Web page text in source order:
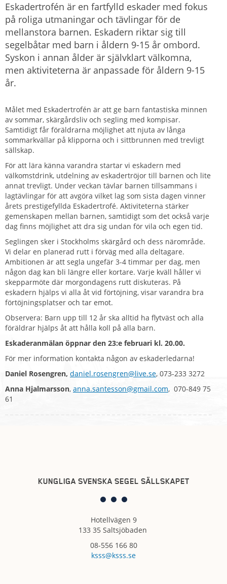
Eskadertrofén är en fartfylld eskader med fokus
på roliga utmaningar och tävlingar för de
mellanstora barnen. Eskadern riktar sig till
segelbåtar med barn i åldern 9-15 år ombord.
Syskon i annan ålder är självklart välkomna,
men aktiviteterna är anpassade för åldern 9-15
år.
Målet med Eskadertrofén är att ge barn fantastiska minnen
av sommar, skärgårdsliv och segling med kompisar.
Samtidigt får föräldrarna möjlighet att njuta av långa
sommarkvällar på klipporna och i sittbrunnen med trevligt
sällskap.
För att lära känna varandra startar vi eskadern med
välkomstdrink, utdelning av eskadertröjor till barnen och lite
annat trevligt. Under veckan tävlar barnen tillsammans i
lagtävlingar för att avgöra vilket lag som sista dagen vinner
årets prestigefyllda Eskadertrofé. Aktiviteterna stärker
gemenskapen mellan barnen, samtidigt som det också varje
dag finns möjlighet att dra sig undan för vila och egen tid.
Seglingen sker i Stockholms skärgård och dess närområde.
Vi delar en planerad rutt i förväg med alla deltagare.
Ambitionen är att segla ungefär 3-4 timmar per dag, men
någon dag kan bli längre eller kortare. Varje kväll håller vi
skepparmöte där morgondagens rutt diskuteras. På
eskadern hjälps vi alla åt vid förtöjning, visar varandra bra
förtöjningsplatser och tar emot.
Observera: Barn upp till 12 år ska alltid ha flytväst och alla
föräldrar hjälps åt att hålla koll på alla barn.
Eskaderanmälan öppnar den 23:e februari kl. 20.00.
För mer information kontakta någon av eskaderledarna!
Daniel Rosengren, daniel.rosengren@live.se, 073-233 3272
Anna Hjalmarsson, anna.santesson@gmail.com, 070-849 75
61
KUNGLIGA SVENSKA SEGEL SÄLLSKAPET
Hotellvägen 9
133 35 Saltsjöbaden
08-556 166 80
ksss@ksss.se